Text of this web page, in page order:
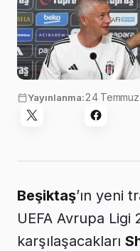
Yayınlanma:24
Beşiktaş’ın yeni
UEFA Avrupa
karşılaşacakları